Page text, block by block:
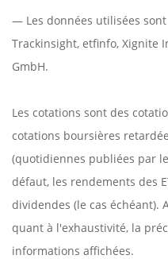
— Les données utilisées
Trackinsight, etfinfo, Xignite
GmbH.
Les cotations sont des
cotations boursières
(quotidiennes publiées par
défaut, les rendements des
dividendes (le cas échéant).
quant à l'exhaustivité, la
informations affichées.